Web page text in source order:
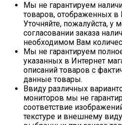
Мы не гарантируем
товаров, отображенных в
Уточняйте, пожалуйста, у
согласовании заказа
необходимом Вам
Мы не гарантируем
указанных в Интернет
описаний товаров с
данные товары.
Ввиду различных
мониторов мы не
соответствие
текстуре и внешнему